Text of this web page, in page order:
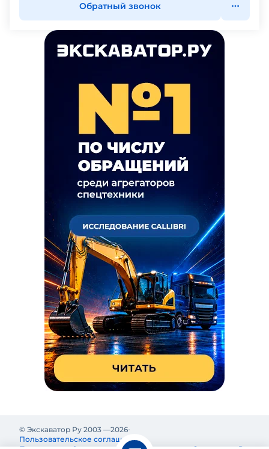
Обратный звонок
© Экскаватор Ру 2003 —2026
Пользовательское соглашение